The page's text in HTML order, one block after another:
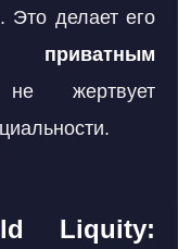
делает его
приватным
жертвует
Liquity: